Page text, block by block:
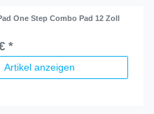
One Step Combo Pad 12 Zoll
*
Artikel anzeigen